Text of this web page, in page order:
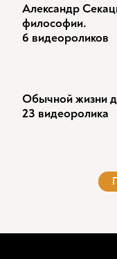
Александр
философии.
6 видеороликов
Обычной жизни
23 видеоролика